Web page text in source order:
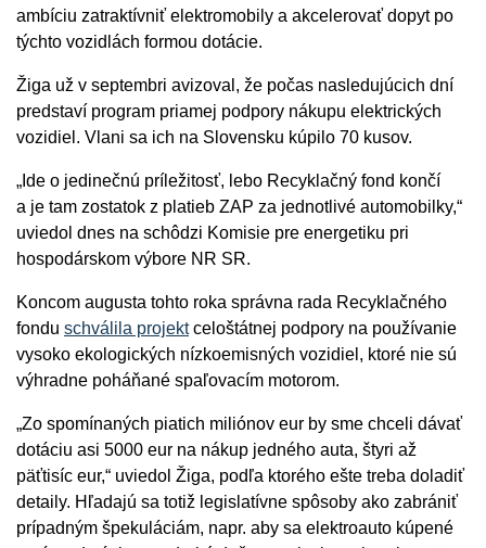
ambíciu zatraktívniť elektromobily a akcelerovať dopyt po
týchto vozidlách formou dotácie.
Žiga už v septembri avizoval, že počas nasledujúcich dní
predstaví program priamej podpory nákupu elektrických
vozidiel. Vlani sa ich na Slovensku kúpilo 70 kusov.
„Ide o jedinečnú príležitosť, lebo Recyklačný fond končí
a je tam zostatok z platieb ZAP za jednotlivé automobilky,“
uviedol dnes na schôdzi Komisie pre energetiku pri
hospodárskom výbore NR SR.
Koncom augusta tohto roka správna rada Recyklačného
fondu schválila projektceloštátnej podpory na používanie
vysoko ekologických nízkoemisných vozidiel, ktoré nie sú
výhradne poháňané spaľovacím motorom.
„Zo spomínaných piatich miliónov eur by sme chceli dávať
dotáciu asi 5000 eur na nákup jedného auta, štyri až
päťtisíc eur,“ uviedol Žiga, podľa ktorého ešte treba doladiť
detaily. Hľadajú sa totiž legislatívne spôsoby ako zabrániť
prípadným špekuláciám, napr. aby sa elektroauto kúpené